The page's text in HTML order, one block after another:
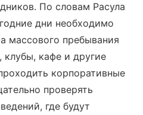
По словам Расула
дни необходимо
массового пребывания
клубы, кафе и другие
корпоративные
проверять
где будут